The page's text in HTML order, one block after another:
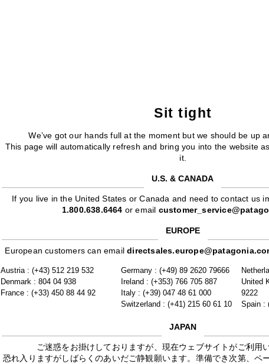
Sit tight
We’ve got our hands full at the moment but we should be up
This page will automatically refresh and bring you into the website
it.
U.S. & CANADA
If you live in the United States or Canada and need to contact us
1.800.638.6464 or email
EUROPE
European customers can email
Austria : (+43) 512 219 532
Denmark : 804 04 938
France : (+33) 450 88 44 92
Germany : (+49) 89 2620 79666
Ireland : (+353) 766 705 887
Italy : (+39) 047 48 61 000
Switzerland : (+41) 215 60 61 10
United
9222
Spain :
JAPAN
ご迷惑をお掛けしておりますが、現在ウェブサイトがご利用
恐れ入りますがしばらくのあいだご静観願います。準備でき次第、ペ